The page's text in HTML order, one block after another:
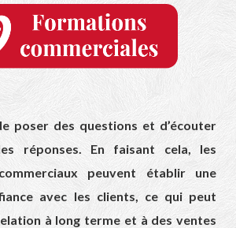
poser des questions et d’écouter
réponses. En faisant cela, les
peuvent établir une
avec les clients, ce qui peut
à long terme et à des ventes